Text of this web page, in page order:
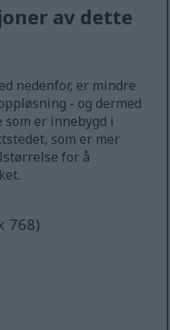
av dette
nedenfor, er mindre
- og dermed
er innebygd i
som er mer
for å
768)